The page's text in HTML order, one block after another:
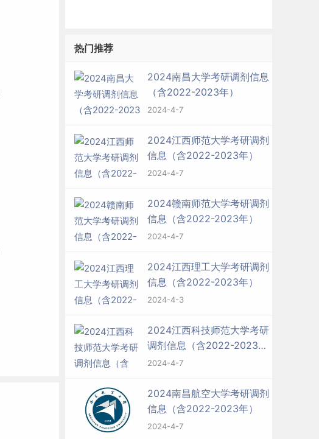
热门推荐
2024南昌大学考研调剂信息
（含2022-2023年）
2024-4-7
2024江西师范大学考研调剂
信息（含2022-2023年）
2024-4-7
2024赣南师范大学考研调剂
信息（含2022-2023年）
2024-4-7
2024江西理工大学考研调剂
信息（含2022-2023年）
2024-4-3
2024江西科技师范大学考研
调剂信息（含2022-2023
年）
2024-4-7
2024南昌航空大学考研调剂
信息（含2022-2023年）
2024-4-7